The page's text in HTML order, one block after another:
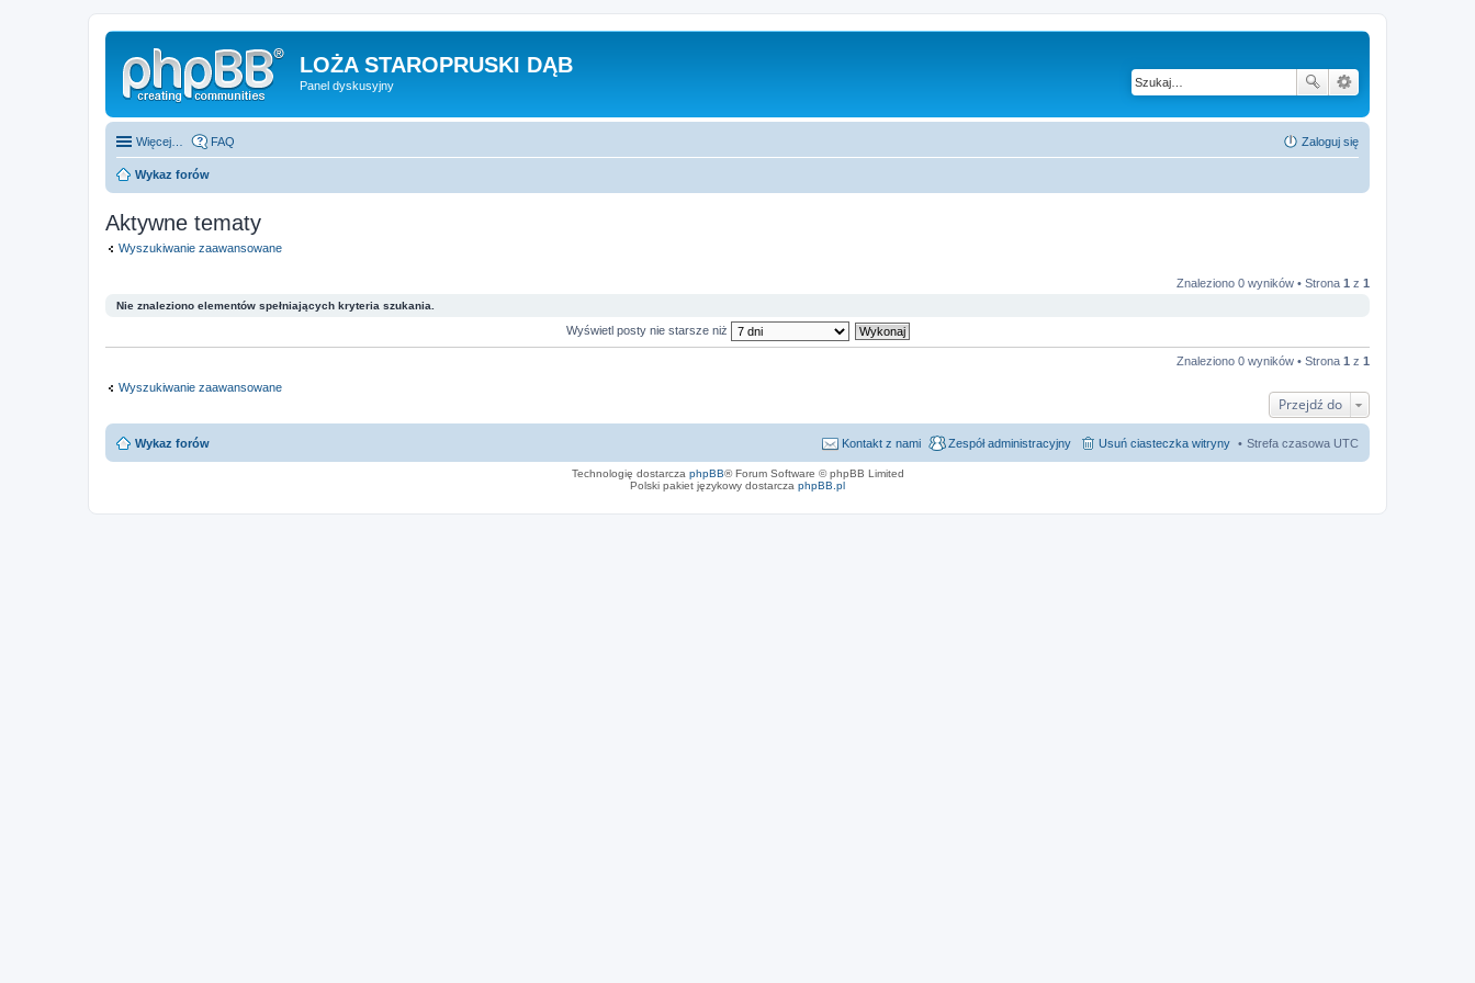
LOŻA STAROPRUSKI DĄB
Panel dyskusyjny
Więcej… FAQ Zaloguj się
Wykaz forów
Aktywne tematy
Wyszukiwanie zaawansowane
Znaleziono 0 wyników • Strona 1 z 1
Nie znaleziono elementów spełniających kryteria szukania.
Wyświetl posty nie starsze niż
Znaleziono 0 wyników • Strona 1 z 1
Wyszukiwanie zaawansowane
Przejdź do
Wykaz forów Strefa czasowa UTC
Usuń ciasteczka witryny
Zespół administracyjny
Kontakt z nami
Technologię dostarcza phpBB® Forum Software © phpBB Limited
Polski pakiet językowy dostarcza phpBB.pl